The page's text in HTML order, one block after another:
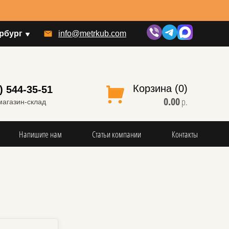
info@metrkub.com
544-35-51
склад
Корзина (0)
0.00р.
Напишите нам Статьи компании Контакты